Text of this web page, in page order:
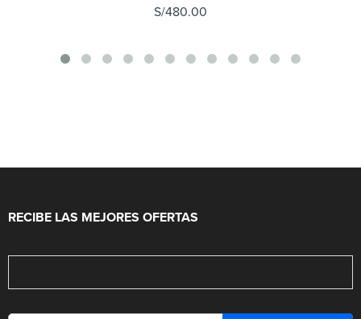
S/480.00
RECIBE LAS MEJORES OFERTAS